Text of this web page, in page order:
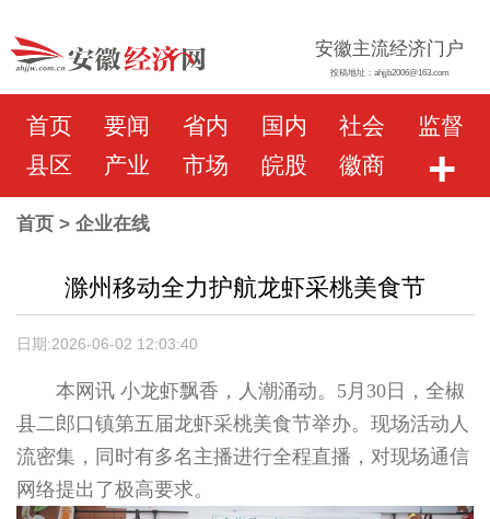
安徽主流经济门户
投稿地址：ahjjb2006@163.com
首页 要闻 省内 国内 社会
监督
县区
产业 市场 皖股 徽商 +
首页> 企业在线
滁州移动全力护航龙虾采桃美食节
日期:2026-06-02 12:03:40
本网讯 小龙虾飘香，人潮涌动。5月30日，全椒
县二郎口镇第五届龙虾采桃美食节举办。现场活动人
流密集，同时有多名主播进行全程直播，对现场通信
网络提出了极高要求。